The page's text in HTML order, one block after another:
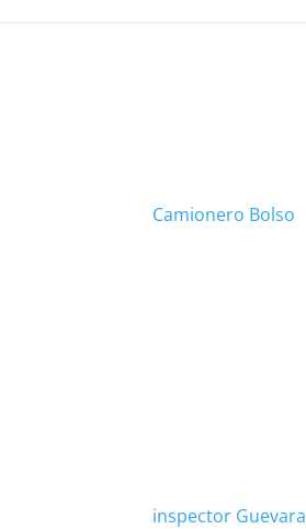
Camionero Bolso
inspector Guevara